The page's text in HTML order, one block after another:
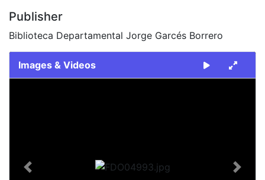
Publisher
Biblioteca Departamental Jorge Garcés Borrero
Images & Videos
Previous Next